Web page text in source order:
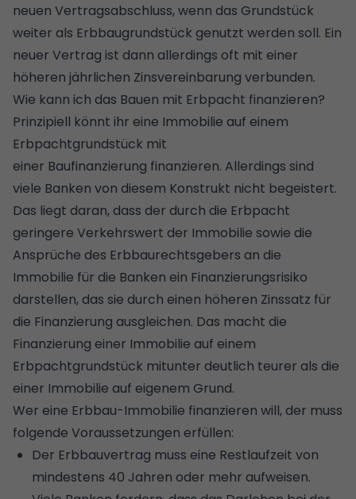
neuen Vertragsabschluss, wenn das Grundstück
weiter als Erbbaugrundstück genutzt werden soll. Ein
neuer Vertrag ist dann allerdings oft mit einer
höheren jährlichen Zinsvereinbarung verbunden.
Wie kann ich das Bauen mit Erbpacht finanzieren?
Prinzipiell könnt ihr eine Immobilie auf einem
Erbpachtgrundstück mit
einer Baufinanzierung finanzieren. Allerdings sind
viele Banken von diesem Konstrukt nicht begeistert.
Das liegt daran, dass der durch die Erbpacht
geringere Verkehrswert der Immobilie sowie die
Ansprüche des Erbbaurechtsgebers an die
Immobilie für die Banken ein Finanzierungsrisiko
darstellen, das sie durch einen höheren Zinssatz für
die Finanzierung ausgleichen. Das macht die
Finanzierung einer Immobilie auf einem
Erbpachtgrundstück mitunter deutlich teurer als die
einer Immobilie auf eigenem Grund.
Wer eine Erbbau-Immobilie finanzieren will, der muss
folgende Voraussetzungen erfüllen:
Der Erbbauvertrag muss eine Restlaufzeit von
mindestens 40 Jahren oder mehr aufweisen.